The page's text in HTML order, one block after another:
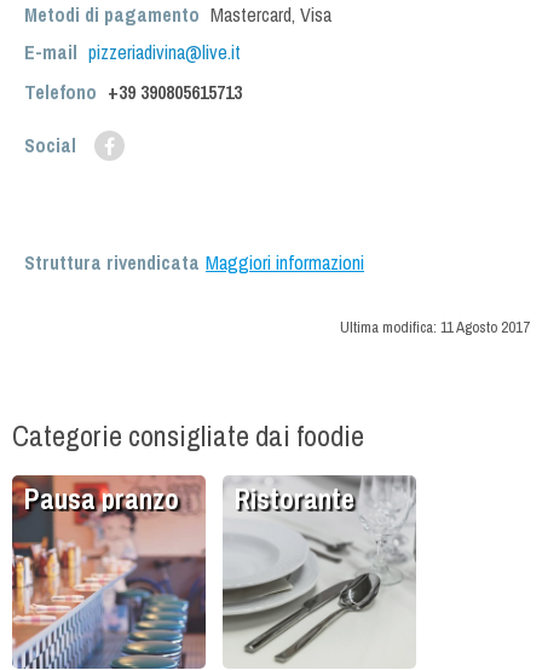
Metodi di pagamento Mastercard, Visa
E-mail pizzeriadivina@live.it
Telefono +39 390805615713
Social
Struttura rivendicata Maggiori informazioni
Ultima modifica: 11 Agosto 2017
Categorie consigliate dai foodie
Pausa pranzo Ristorante